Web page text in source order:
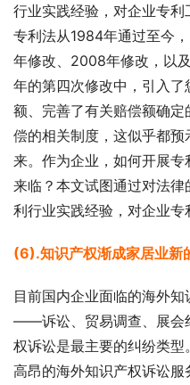
行业实践经验，对企业专
专利法从1984年通过至今
年修改、2008年修改，以
年的第四次修改中，引入
额、完善了有关赔偿额确
偿的相关制度，这似乎都
来。作为企业，如何开展
来临？本文试图通过对法
利行业实践经验，对企业专
(6).知识产权渐成家居业新
目前国内企业面临的海外
——诉讼、贸易调查、展会
权诉讼是最主要的纠纷类
高昂的海外知识产权诉讼